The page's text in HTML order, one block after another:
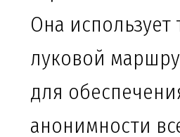
Она использует
луковой
для
анонимности